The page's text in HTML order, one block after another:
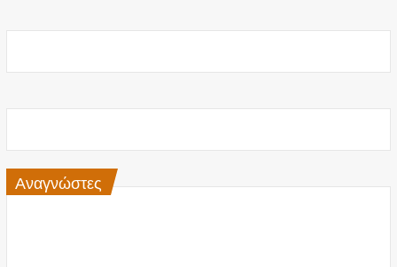
Αναγνώστες